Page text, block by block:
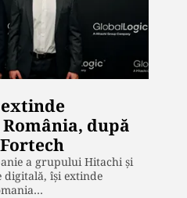
după
a grupului Hitachi și
își extinde